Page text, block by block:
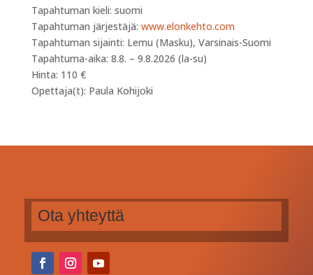
Tapahtuman kieli: suomi
Tapahtuman järjestäjä: www.elonkehto.com
Tapahtuman sijainti: Lemu (Masku), Varsinais-Suomi
Tapahtuma-aika: 8.8. – 9.8.2026 (la-su)
Hinta: 110 €
Opettaja(t): Paula Kohijoki
Ota yhteyttä